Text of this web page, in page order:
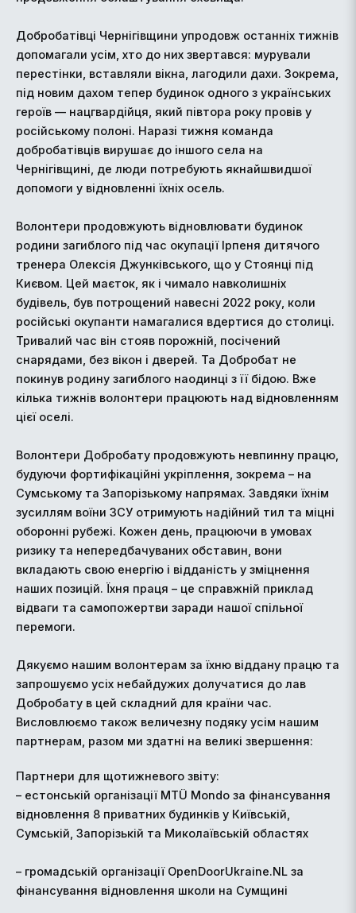
Добробатівці Чернігівщини упродовж останніх тижнів
допомагали усім, хто до них звертався: мурували
перестінки, вставляли вікна, лагодили дахи. Зокрема,
під новим дахом тепер будинок одного з українських
героїв — нацгвардійця, який півтора року провів у
російському полоні. Наразі тижня команда
добробатівців вирушає до іншого села на
Чернігівщині, де люди потребують якнайшвидшої
допомоги у відновленні їхніх осель.
Волонтери продовжують відновлювати будинок
родини загиблого під час окупації Ірпеня дитячого
тренера Олексія Джунківського, що у Стоянці під
Києвом. Цей маєток, як і чимало навколишніх
будівель, був потрощений навесні 2022 року, коли
російські окупанти намагалися вдертися до столиці.
Тривалий час він стояв порожній, посічений
снарядами, без вікон і дверей. Та Добробат не
покинув родину загиблого наодинці з її бідою. Вже
кілька тижнів волонтери працюють над відновленням
цієї оселі.
Волонтери Добробату продовжують невпинну працю,
будуючи фортифікаційні укріплення, зокрема – на
Сумському та Запорізькому напрямах. Завдяки їхнім
зусиллям воїни ЗСУ отримують надійний тил та міцні
оборонні рубежі. Кожен день, працюючи в умовах
ризику та непередбачуваних обставин, вони
вкладають свою енергію і відданість у зміцнення
наших позицій. Їхня праця – це справжній приклад
відваги та самопожертви заради нашої спільної
перемоги.
Дякуємо нашим волонтерам за їхню віддану працю та
запрошуємо усіх небайдужих долучатися до лав
Добробату в цей складний для країни час.
Висловлюємо також величезну подяку усім нашим
партнерам, разом ми здатні на великі звершення:
Партнери для щотижневого звіту:
– естонській організації MTÜ Mondo за фінансування
відновлення 8 приватних будинків у Київській,
Сумській, Запорізькій та Миколаївській областях
– громадській організації OpenDoorUkraine.NL ⁠за
фінансування відновлення школи на Сумщині